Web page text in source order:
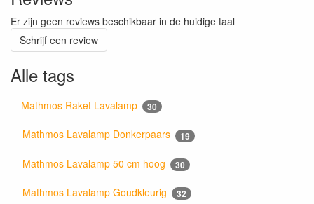
Er zijn geen reviews beschikbaar in de huidige taal
Schrijf een review
Alle tags
Mathmos Raket Lavalamp 30
Mathmos Lavalamp Donkerpaars 19
Mathmos Lavalamp 50 cm hoog 30
Mathmos Lavalamp Goudkleurig 32